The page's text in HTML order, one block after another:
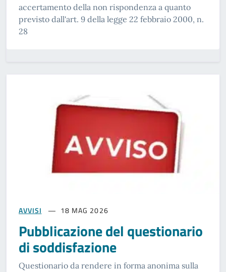
accertamento della non rispondenza a quanto
previsto dall'art. 9 della legge 22 febbraio 2000, n.
28
AVVISI 18 MAG 2026
Pubblicazione del questionario
di soddisfazione
Questionario da rendere in forma anonima sulla